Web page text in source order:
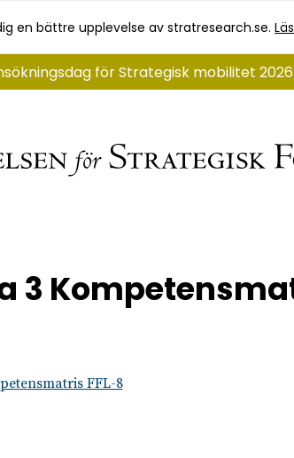
en bättre upplevelse av stratresearch.se.
för Strategisk mobilitet
3
FFL-8